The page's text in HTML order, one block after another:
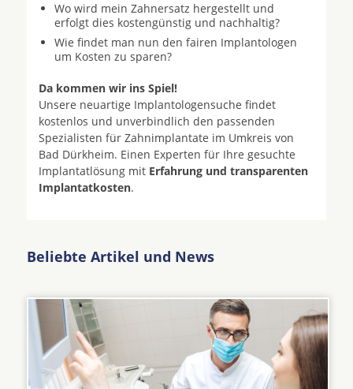
Wo wird mein Zahnersatz hergestellt und
erfolgt dies kostengünstig und nachhaltig?
Wie findet man nun den fairen Implantologen
um Kosten zu sparen?
Da kommen wir ins Spiel!
Unsere neuartige Implantologensuche findet
kostenlos und unverbindlich den passenden
Spezialisten für Zahnimplantate im Umkreis von
Bad Dürkheim. Einen Experten für Ihre gesuchte
Implantatlösung mit Erfahrung und transparenten
Implantatkosten.
Beliebte Artikel und News